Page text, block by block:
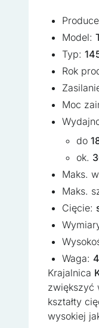
Model:
Typ:
Rok
Moc
do
ok.
Maks.
Maks.
Cięcie:
Waga:
Krajalnica
zwiększyć
kształty
wysokiej